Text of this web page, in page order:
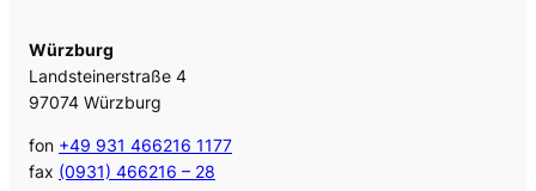
Würzburg
Landsteinerstraße 4
97074 Würzburg
fon +49 931 466216 1177
fax (0931) 466216 – 28